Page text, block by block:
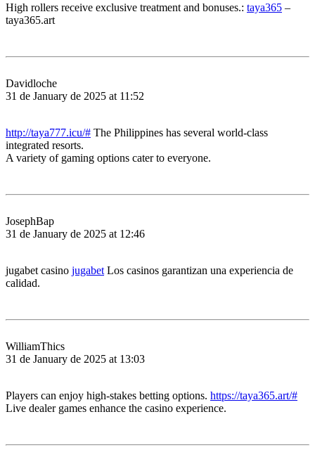
High rollers receive exclusive treatment and bonuses.: taya365 –
taya365.art
Davidloche
31 de January de 2025 at 11:52
http://taya777.icu/# The Philippines has several world-class
integrated resorts.
A variety of gaming options cater to everyone.
JosephBap
31 de January de 2025 at 12:46
jugabet casino jugabet Los casinos garantizan una experiencia de
calidad.
WilliamThics
31 de January de 2025 at 13:03
Players can enjoy high-stakes betting options. https://taya365.art/#
Live dealer games enhance the casino experience.